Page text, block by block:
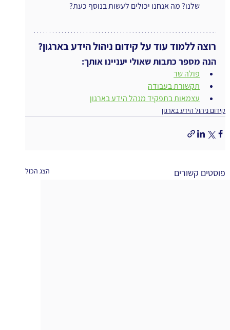
שלנו? מה אנחנו יכולים לעשות בנוסף כעת?
רוצה ללמוד עוד על קידום ניהול הידע בארגון?
הנה מספר כתבות שאולי יעניינו אותך:
פולה שר
תקשורת בעבודה
עצמאות בתפקיד מנהל הידע בארגון
קידום ניהול הידע בארגון
פוסטים קשורים הצג הכול